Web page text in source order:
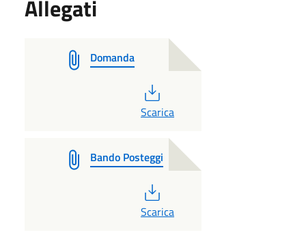
Allegati
Domanda
PDF
Scarica
Bando Posteggi
PDF
Scarica